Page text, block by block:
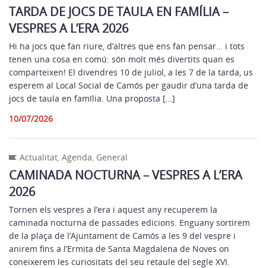
TARDA DE JOCS DE TAULA EN FAMÍLIA –
VESPRES A L’ERA 2026
Hi ha jocs que fan riure, d’altres que ens fan pensar… i tots
tenen una cosa en comú: són molt més divertits quan es
comparteixen! El divendres 10 de juliol, a les 7 de la tarda, us
esperem al Local Social de Camós per gaudir d’una tarda de
jocs de taula en família. Una proposta […]
10/07/2026
Actualitat, Agenda, General
CAMINADA NOCTURNA – VESPRES A L’ERA
2026
Tornen els vespres a l’era i aquest any recuperem la
caminada nocturna de passades edicions. Enguany sortirem
de la plaça de l’Ajuntament de Camós a les 9 del vespre i
anirem fins a l’Ermita de Santa Magdalena de Noves on
coneixerem les curiositats del seu retaule del segle XVI.